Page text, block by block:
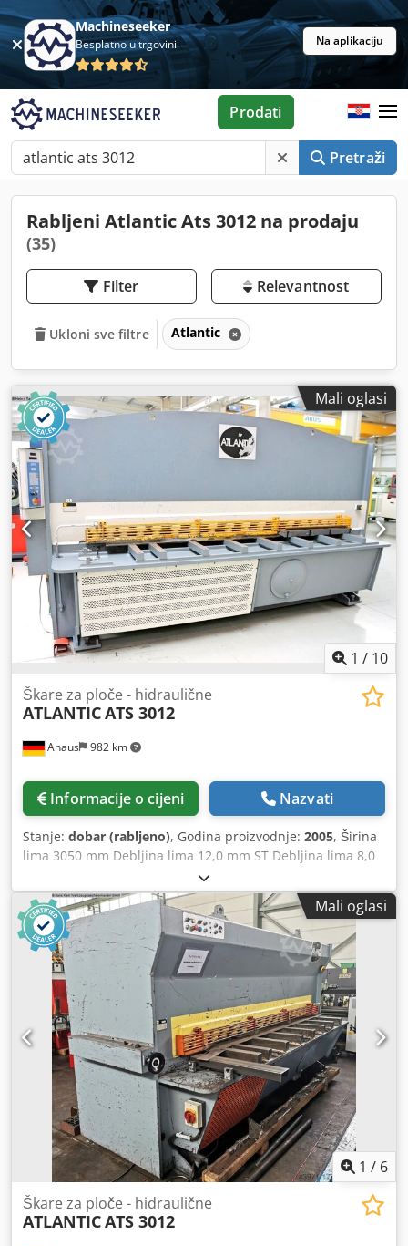
Machineseeker
Besplatno u trgovini Na aplikaciju
Pretraži
Prodati
Rabljeni Atlantic Ats 3012 na prodaju
(35)
Filter Relevantnost
Ukloni sve filtre Atlantic
Mali oglasi
1 / 10
Ahaus 982 km
Škare za ploče - hidraulične
ATLANTICATS 3012
Informacije o cijeni Nazvati
Stanje: dobar (rabljeno), Godina proizvodnje: 2005, Širina
lima 3050 mm Debljina lima 12,0 mm ST Debljina lima 8,0
mm VA Broj hodova 7 – 14 hodova/min Držači 18 komada
Kut rezanja 0,5 – 3,0 ° Radna visina 930 mm Stražnji
graničnik – podesiv 1000 mm Upravljački sustav SP 8
Ukupna potrebna snaga 22,5 kW Težina 8500 kg Dimenzije
(D-Š-V) 4180 x 2030 x 2210 mm iz radionice za popravke
dobro / održavano stanje (!!) Oprema: - elektro-hidraulična
i vođena škarena makaza - uključujući HACO NC upravljački
sustav "SP 9" * u novom stanju * prethodna pozicioniranje
stražnjim graničnikom * digitalni prikaz stvarne vrijednosti
* elektro-hidraulično podešavanje kuta rezanja s
digitalnim prikazom Djdpfxszr Rqne Aaiskr * gumb za
hitno isključivanje - NC elektro-motorni stražnji graničnik,
na kugličnim vijcima - ručno podešavanje razmaka rezanja,
podešavanje s stražnje strane - zaštita prstiju s prednje
strane - 1 x bočni graničnik ... 1000 mm - stražnji nosač
lima - 1 x pokretni nožni prekidač - upute za korištenje
Mali oglasi
1 / 6
Škare za ploče - hidraulične
ATLANTICATS 3012